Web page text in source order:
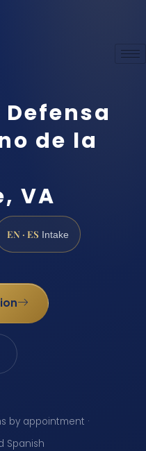
de la
VA
EN · ES Intake
by appointment ·
Spanish